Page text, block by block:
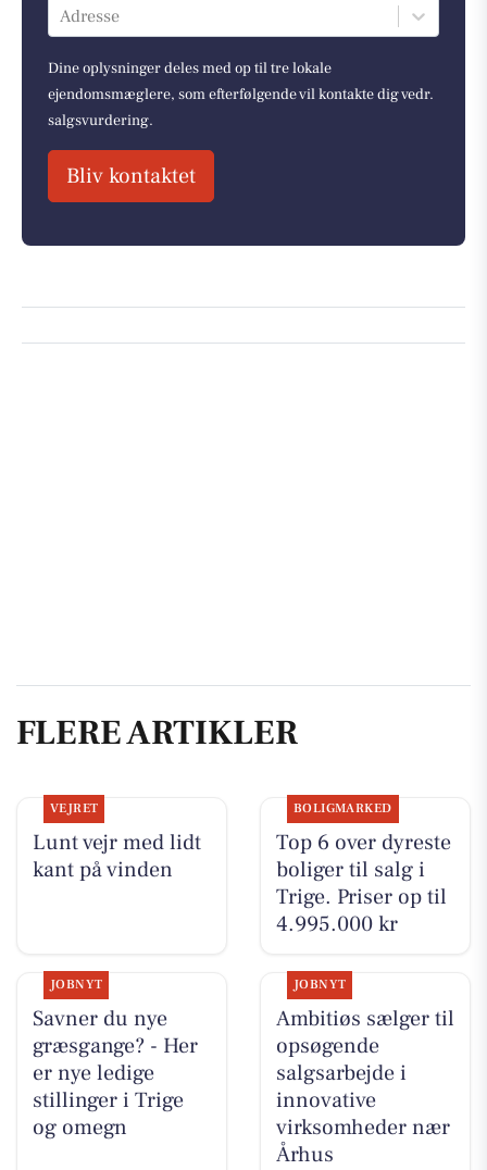
Adresse
Dine oplysninger deles med op til tre lokale
ejendomsmæglere, som efterfølgende vil kontakte dig vedr.
salgsvurdering.
Bliv kontaktet
FLERE ARTIKLER
VEJRET
Lunt vejr med lidt
kant på vinden
BOLIGMARKED
Top 6 over dyreste
boliger til salg i
Trige. Priser op til
4.995.000 kr
JOBNYT
Savner du nye
græsgange? - Her
er nye ledige
stillinger i Trige
og omegn
JOBNYT
Ambitiøs sælger til
opsøgende
salgsarbejde i
innovative
virksomheder nær
Århus